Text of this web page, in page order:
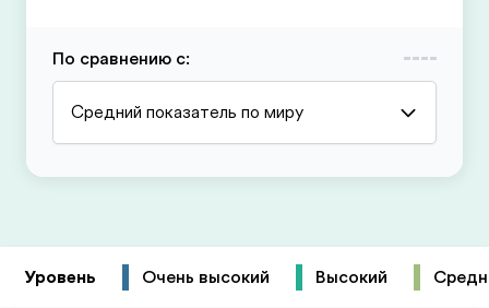
По сравнению с:
Средний показатель по миру
Уровень Очень высокий Высокий